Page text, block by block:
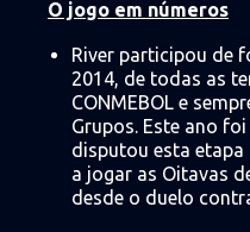
O jogo em números
River participou de
2014, de todas as
CONMEBOL e
Grupos. Este ano
disputou esta etapa
a jogar as Oitavas
desde o duelo